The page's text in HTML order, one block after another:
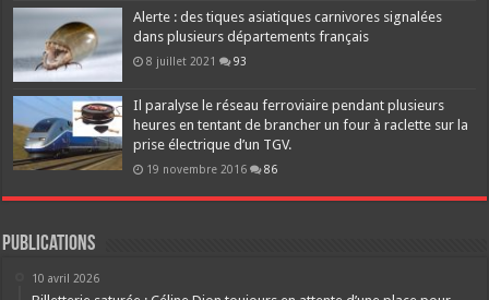
Alerte : des tiques asiatiques carnivores signalées
dans plusieurs départements français
8 juillet 2021 93
Il paralyse le réseau ferroviaire pendant plusieurs
heures en tentant de brancher un four à raclette sur la
prise électrique d’un TGV.
19 novembre 2016 86
Publications
10 avril 2026